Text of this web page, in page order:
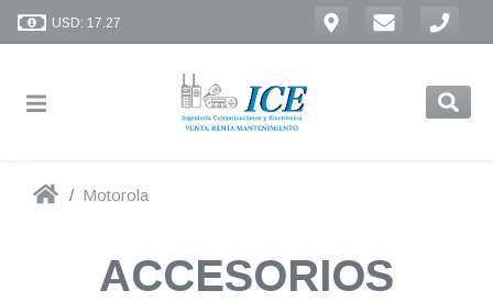
USD: 17.27
Motorola
ACCESORIOS